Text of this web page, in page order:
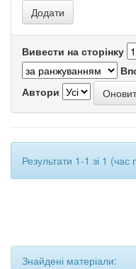
Вивести на сторінку
Автори
Результати 1-1 зі 1
Знайдені матеріали: